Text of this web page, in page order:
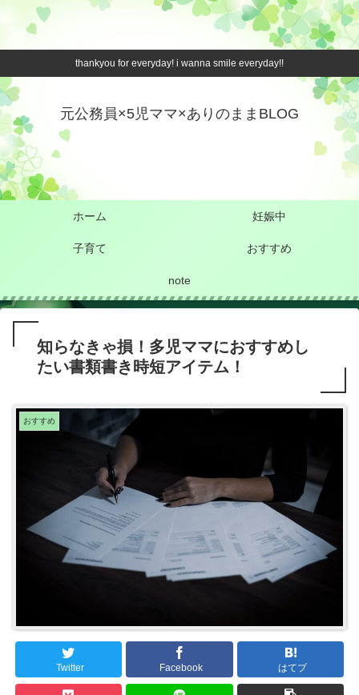
thankyou for everyday! i wanna smile everyday!!
元公務員×5児ママ×ありのままBLOG
ホーム 妊娠中
子育て おすすめ
note
知らなきゃ損！多児ママにおすすめし
たい書類書き時短アイテム！
おすすめ
Twitter Facebook はてブ